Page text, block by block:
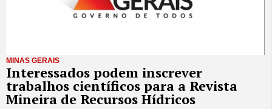
MINAS GERAIS
Interessados podem inscrever
trabalhos científicos para a Revista
Mineira de Recursos Hídricos